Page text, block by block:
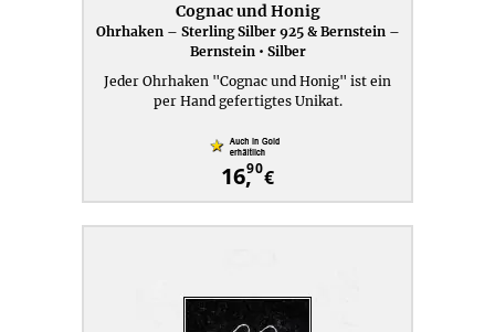
Cognac und Honig
Ohrhaken – Sterling Silber 925 & Bernstein –
Bernstein • Silber
Jeder Ohrhaken "Cognac und Honig" ist ein
per Hand gefertigtes Unikat.
16,90€